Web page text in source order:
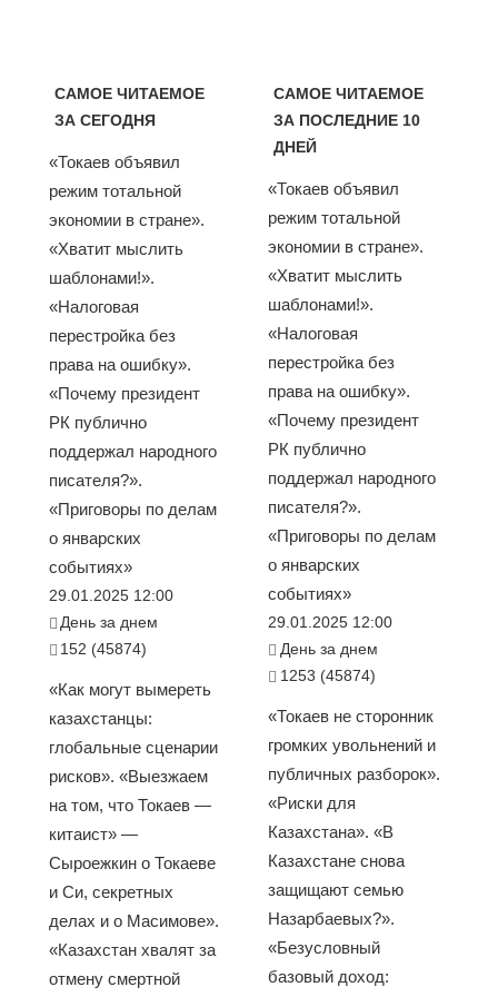
САМОЕ ЧИТАЕМОЕ
ЗА СЕГОДНЯ
«Токаев объявил
режим тотальной
экономии в стране».
«Хватит мыслить
шаблонами!».
«Налоговая
перестройка без
права на ошибку».
«Почему президент
РК публично
поддержал народного
писателя?».
«Приговоры по делам
о январских
событиях»
29.01.2025 12:00
День за днем
152 (45874)
«Как могут вымереть
казахстанцы:
глобальные сценарии
рисков». «Выезжаем
на том, что Токаев —
китаист» —
Сыроежкин о Токаеве
и Си, секретных
делах и о Масимове».
«Казахстан хвалят за
отмену смертной
САМОЕ ЧИТАЕМОЕ
ЗА ПОСЛЕДНИЕ 10
ДНЕЙ
«Токаев объявил
режим тотальной
экономии в стране».
«Хватит мыслить
шаблонами!».
«Налоговая
перестройка без
права на ошибку».
«Почему президент
РК публично
поддержал народного
писателя?».
«Приговоры по делам
о январских
событиях»
29.01.2025 12:00
День за днем
1253 (45874)
«Токаев не сторонник
громких увольнений и
публичных разборок».
«Риски для
Казахстана». «В
Казахстане снова
защищают семью
Назарбаевых?».
«Безусловный
базовый доход: